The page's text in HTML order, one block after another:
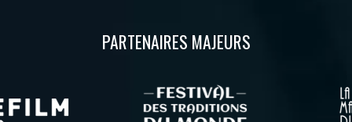
PARTENAIRES MAJEURS